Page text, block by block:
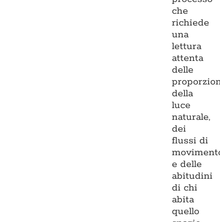
che
richiede
una
lettura
attenta
delle
della
luce
naturale,
dei
flussi di
e delle
abitudini
di chi
abita
quello